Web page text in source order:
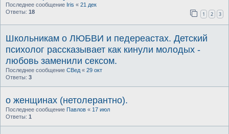
Последнее сообщение Iris « 21 дек
Ответы: 18 1 2 3
Школьникам о ЛЮБВИ и педереастах. Детский
психолог рассказывает как кинули молодых -
любовь заменили сексом.
Последнее сообщение СВед « 29 окт
Ответы: 3
о женщинах (нетолерантно).
Последнее сообщение Павлов « 17 июл
Ответы: 1